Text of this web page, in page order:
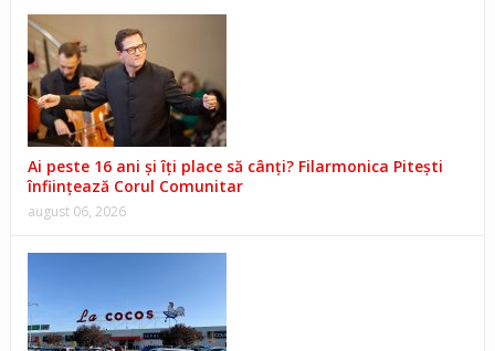
Ai peste 16 ani și îți place să cânți? Filarmonica Pitești
înființează Corul Comunitar
august 06, 2026